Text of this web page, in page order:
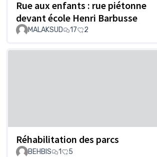
Rue aux enfants : rue piétonne
devant école Henri Barbusse
MALAKSUD 17 2
Réhabilitation des parcs
BEHBIS
1 5